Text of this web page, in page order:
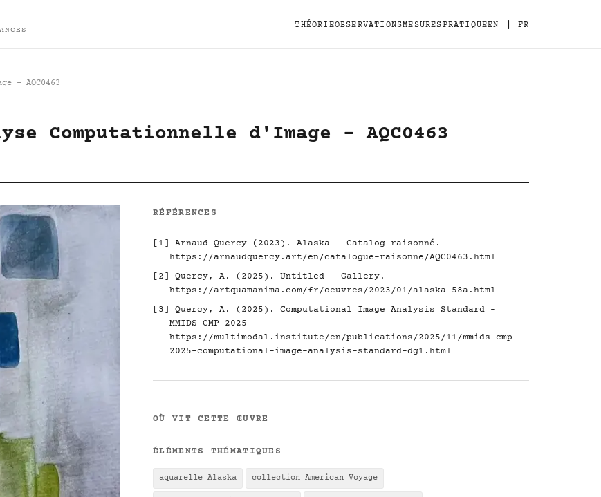
THÉORIEOBSERVATIONSMESURESPRATIQUEEN FR
- AQC0463
Computationnelle d'Image - AQC0463
RÉFÉRENCES
[1] Arnaud Quercy (2023). Alaska — Catalog raisonné.
https://arnaudquercy.art/en/catalogue-raisonne/AQC0463.html
[2] Quercy, A. (2025). Untitled - Gallery.
https://artquamanima.com/fr/oeuvres/2023/01/alaska_58a.html
[3] Quercy, A. (2025). Computational Image Analysis Standard -
MMIDS-CMP-2025
https://multimodal.institute/en/publications/2025/11/mmids-cmp-
2025-computational-image-analysis-standard-dg1.html
OÙ VIT CETTE ŒUVRE
ÉLÉMENTS THÉMATIQUES
aquarelle Alaska collection American Voyage